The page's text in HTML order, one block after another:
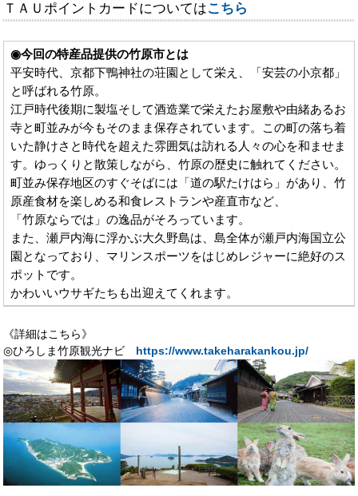
ＴＡＵポイントカードについてはこちら
◉今回の特産品提供の竹原市とは
平安時代、京都下鴨神社の荘園として栄え、「安芸の小京都」
と呼ばれる竹原。
江戸時代後期に製塩そして酒造業で栄えたお屋敷や由緒あるお
寺と町並みが今もそのまま保存されています。この町の落ち着
いた静けさと時代を超えた雰囲気は訪れる人々の心を和ませま
す。ゆっくりと散策しながら、竹原の歴史に触れてください。
町並み保存地区のすぐそばには「道の駅たけはら」があり、竹
原産食材を楽しめる和食レストランや産直市など、
「竹原ならでは」の逸品がそろっています。
また、瀬戸内海に浮かぶ大久野島は、島全体が瀬戸内海国立公
園となっており、マリンスポーツをはじめレジャーに絶好のス
ポットです。
かわいいウサギたちも出迎えてくれます。
《詳細はこちら》
◎ひろしま竹原観光ナビ https://www.takeharakankou.jp/